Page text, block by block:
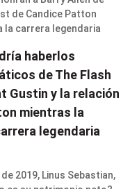
haberlos
de The Flash
Gustin y la relación
mientras la
legendaria